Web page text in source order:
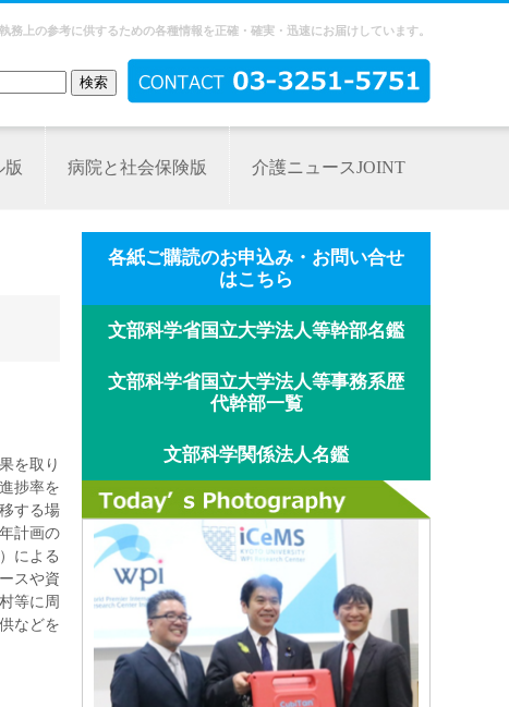
上の参考に供するための各種情報を正確・確実・迅速にお届けしています。
版 病院と社会保険版 介護ニュースJOINT
を取り
捗率を
する場
計画の
による
スや資
等に周
などを
各紙ご購読のお申込み・お問い合せ
はこちら
文部科学省国立大学法人等幹部名鑑
文部科学省国立大学法人等事務系歴
代幹部一覧
文部科学関係法人名鑑